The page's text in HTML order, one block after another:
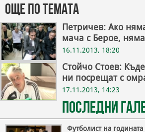
Още по темата
Петричев: Ако
мача с Берое,
16.11.2013, 18:20
Стойчо Стоев:
ни посрещат с
17.11.2013, 14:23
Последни
Футболист на